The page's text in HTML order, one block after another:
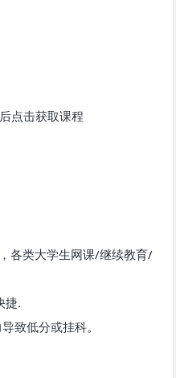
点击获取课程
各类大学生网课/继续教育/
捷.
致低分或挂科。